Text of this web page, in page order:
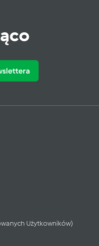
Użytkowników)